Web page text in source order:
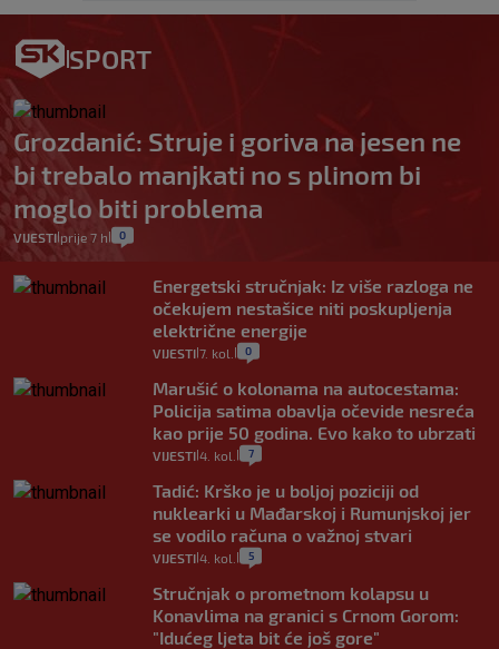
SPORT
Grozdanić: Struje i goriva na jesen ne
bi trebalo manjkati no s plinom bi
moglo biti problema
VIJESTI| prije 7 h 0
Energetski stručnjak: Iz više razloga ne
očekujem nestašice niti poskupljenja
električne energije
VIJESTI 7. kol. 0
Marušić o kolonama na autocestama:
Policija satima obavlja očevide nesreća
kao prije 50 godina. Evo kako to ubrzati
VIJESTI 4. kol. 7
Tadić: Krško je u boljoj poziciji od
nuklearki u Mađarskoj i Rumunjskoj jer
se vodilo računa o važnoj stvari
VIJESTI 4. kol. 5
Stručnjak o prometnom kolapsu u
Konavlima na granici s Crnom Gorom:
"Idućeg ljeta bit će još gore"